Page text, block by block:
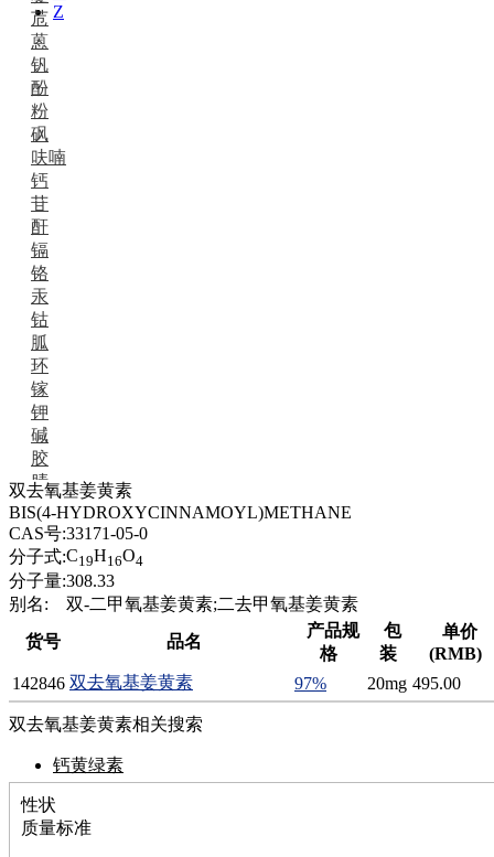
Z
苊
蒽
钒
酚
粉
砜
呋喃
钙
苷
酐
镉
铬
汞
钴
胍
环
镓
钾
碱
胶
腈
精
肼
醌
蜡
锂
磷
硫
铝
氯
镁
锰
硅烷
酰氯
双去氧基姜黄素
BIS(4-HYDROXYCINNAMOYL)METHANE
CAS号:33171-05-0
分子式:C19H16O4
分子量:308.33
别名:
双-二甲氧基姜黄素;二去甲氧基姜黄素
货号
品名
产品规
格
包
装
单价
(RMB)
142846 双去氧基姜黄素 97% 20mg 495.00
性状
质量标准
双去氧基姜黄素相关搜索
钙黄绿素